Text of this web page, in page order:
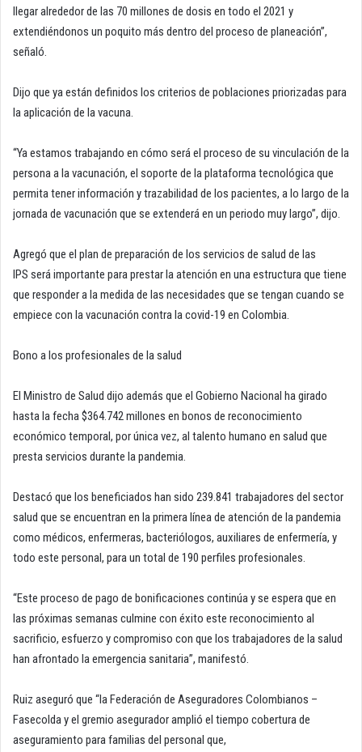
llegar alrededor de las 70 millones de dosis en todo el 2021 y
extendiéndonos un poquito más dentro del proceso de planeación”,
señaló.
Dijo que ya están definidos los criterios de poblaciones priorizadas para
la aplicación de la vacuna.
“Ya estamos trabajando en cómo será el proceso de su vinculación de la
persona a la vacunación, el soporte de la plataforma tecnológica que
permita tener información y trazabilidad de los pacientes, a lo largo de la
jornada de vacunación que se extenderá en un periodo muy largo”, dijo.
Agregó que el plan de preparación de los servicios de salud de las
IPS será importante para prestar la atención en una estructura que tiene
que responder a la medida de las necesidades que se tengan cuando se
empiece con la vacunación contra la covid-19 en Colombia.
Bono a los profesionales de la salud
El Ministro de Salud dijo además que el Gobierno Nacional ha girado
hasta la fecha $364.742 millones en bonos de reconocimiento
económico temporal, por única vez, al talento humano en salud que
presta servicios durante la pandemia.
Destacó que los beneficiados han sido 239.841 trabajadores del sector
salud que se encuentran en la primera línea de atención de la pandemia
como médicos, enfermeras, bacteriólogos, auxiliares de enfermería, y
todo este personal, para un total de 190 perfiles profesionales.
“Este proceso de pago de bonificaciones continúa y se espera que en
las próximas semanas culmine con éxito este reconocimiento al
sacrificio, esfuerzo y compromiso con que los trabajadores de la salud
han afrontado la emergencia sanitaria”, manifestó.
Ruiz aseguró que “la Federación de Aseguradores Colombianos –
Fasecolda y el gremio asegurador amplió el tiempo cobertura de
aseguramiento para familias del personal que,